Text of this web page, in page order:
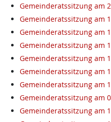
Gemeinderatssitzung am
Gemeinderatssitzung am
Gemeinderatssitzung am
Gemeinderatssitzung am
Gemeinderatssitzung am
Gemeinderatssitzung am
Gemeinderatssitzung am
Gemeinderatssitzung am
Gemeinderatssitzung am